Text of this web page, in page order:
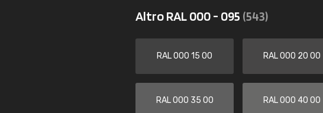
Altro RAL 000 - 095 (543)
RAL 000 15 00 RAL 000 20 00
RAL 000 35 00 RAL 000 40 00